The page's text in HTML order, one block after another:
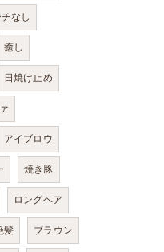
なし
癒し
日焼け止め
アイブロウ
焼き豚
ロングヘア
髪 ブラウン